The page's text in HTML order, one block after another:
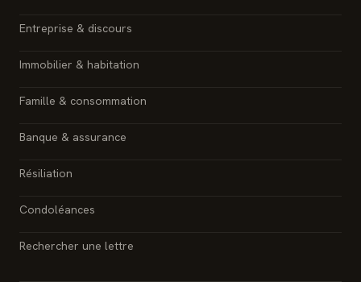
Entreprise & discours
Immobilier & habitation
Famille & consommation
Banque & assurance
Résiliation
Condoléances
Rechercher une lettre